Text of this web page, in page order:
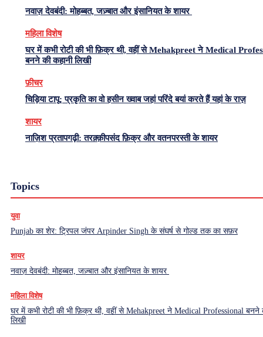
नवाज़ देवबंदी: मोहब्बत, जज़्बात और इंसानियत के शायर
महिला विशेष
घर में कभी रोटी की भी फ़िक्र थी, वहीं से Mehakpreet ने Medical
बनने की कहानी लिखी
फ़ीचर
चिड़िया टापू: प्रकृति का वो हसीन ख्वाब जहां परिंदे बयां करते हैं यहां के राज़
शायर
नाज़िश प्रतापगढ़ी: तरक़्क़ीपसंद फ़िक्र और वतनपरस्ती के शायर
Topics
युवा
Punjab का शेर: ट्रिपल जंपर Arpinder Singh के संघर्ष से गोल्ड तक का सफ़र
शायर
नवाज़ देवबंदी: मोहब्बत, जज़्बात और इंसानियत के शायर
महिला विशेष
घर में कभी रोटी की भी फ़िक्र थी, वहीं से Mehakpreet ने Medical Professional बनने
लिखी